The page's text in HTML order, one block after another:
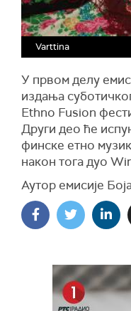
Varttina
У првом делу
издања
Ethno Fusion
Други део ће
финске етно
након тога дуо
Аутор емисије